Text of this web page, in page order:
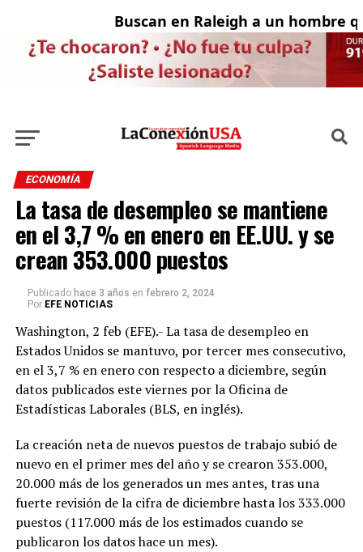
Buscan en Raleigh a un hombre
ECONOMÍA
La tasa de desempleo se mantiene
en el 3,7 % en enero en EE.UU. y se
crean 353.000 puestos
Publicado hace 3 años en febrero 2, 2024
Por EFE NOTICIAS
Washington, 2 feb (EFE).- La tasa de desempleo en
Estados Unidos se mantuvo, por tercer mes consecutivo,
en el 3,7 % en enero con respecto a diciembre, según
datos publicados este viernes por la Oficina de
Estadísticas Laborales (BLS, en inglés).
La creación neta de nuevos puestos de trabajo subió de
nuevo en el primer mes del año y se crearon 353.000,
20.000 más de los generados un mes antes, tras una
fuerte revisión de la cifra de diciembre hasta los 333.000
puestos (117.000 más de los estimados cuando se
publicaron los datos hace un mes).